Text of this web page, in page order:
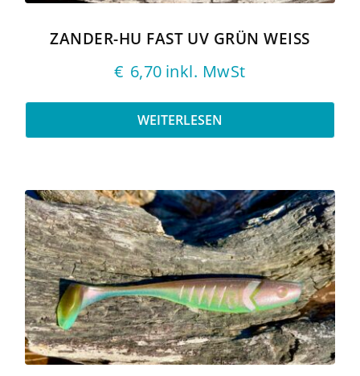
ZANDER-HU FAST UV GRÜN WEISS
€ 6,70 inkl. MwSt
WEITERLESEN